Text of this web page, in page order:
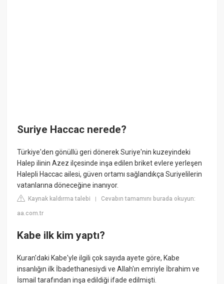
Suriye Haccac nerede?
Türkiye'den gönüllü geri dönerek Suriye'nin kuzeyindeki
Halep ilinin Azez ilçesinde inşa edilen briket evlere yerleşen
Halepli Haccac ailesi, güven ortamı sağlandıkça Suriyelilerin
vatanlarına döneceğine inanıyor.
Kaynak kaldırma talebi |Cevabın tamamını burada okuyun:
aa.com.tr
Kabe ilk kim yaptı?
Kuran'daki Kabe'yle ilgili çok sayıda ayete göre, Kabe
insanlığın ilk İbadethanesiydi ve Allah'ın emriyle İbrahim ve
İsmail tarafından inşa edildiği ifade edilmişti.